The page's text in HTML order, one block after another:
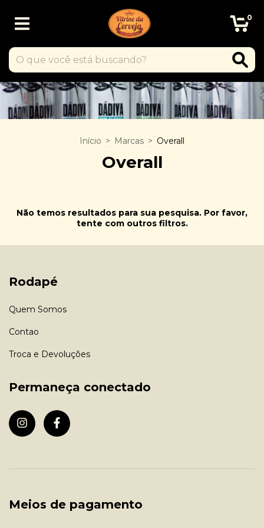
0
Início > Marcas > Overall
Overall
Não temos resultados para sua pesquisa. Por favor,
tente com outros filtros.
Rodapé
Quem Somos
Contao
Troca e Devoluções
Permaneça conectado
Meios de pagamento